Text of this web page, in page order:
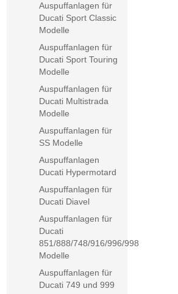
Auspuffanlagen für
Ducati Sport Classic
Modelle
Auspuffanlagen für
Ducati Sport Touring
Modelle
Auspuffanlagen für
Ducati Multistrada
Modelle
Auspuffanlagen für
SS Modelle
Auspuffanlagen
Ducati Hypermotard
Auspuffanlagen für
Ducati Diavel
Auspuffanlagen für
Ducati
851/888/748/916/996/998
Modelle
Auspuffanlagen für
Ducati 749 und 999